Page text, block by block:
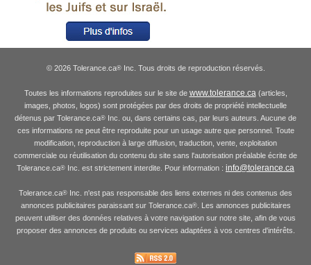
© 2026 Tolerance.ca®Inc. Tous droits de reproduction réservés.
Toutes les informations reproduites sur le site de www.tolerance.ca(articles,
images, photos, logos) sont protégées par des droits de propriété intellectuelle
détenus par Tolerance.ca® Inc. ou, dans certains cas, par leurs auteurs. Aucune de
ces informations ne peut être reproduite pour un usage autre que personnel. Toute
modification, reproduction à large diffusion, traduction, vente, exploitation
commerciale ou réutilisation du contenu du site sans l'autorisation préalable écrite de
Tolerance.ca® Inc. est strictement interdite. Pour information : info@tolerance.ca
Tolerance.ca® Inc. n'est pas responsable des liens externes ni des contenus des
annonces publicitaires paraissant sur Tolerance.ca®. Les annonces publicitaires
peuvent utiliser des données relatives à votre navigation sur notre site, afin de vous
proposer des annonces de produits ou services adaptées à vos centres d'intérêts.